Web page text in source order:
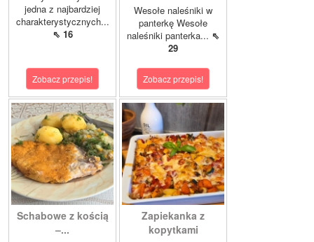
jedna z najbardziej
charakterystycznych...
⇖ 16
Zobacz przepis!
Wesołe naleśniki w
panterkę Wesołe
naleśniki panterka... ⇖
29
Zobacz przepis!
Schabowe z kością
–...
Zapiekanka z
kopytkami